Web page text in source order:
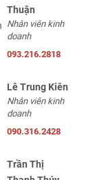
Thuận
Nhân viên kinh
doanh
093.216.2818
Lê Trung Kiên
Nhân viên kinh
doanh
090.316.2428
Trần Thị